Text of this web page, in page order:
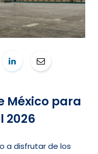
México para
2026
a disfrutar de los